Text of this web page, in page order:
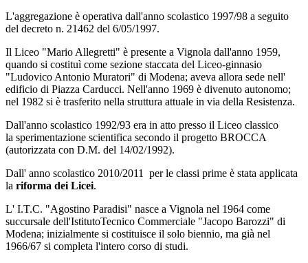
L'aggregazione è operativa dall'anno scolastico 1997/98 a seguito
del decreto n. 21462 del 6/05/1997.
Il Liceo "Mario Allegretti" è presente a Vignola dall'anno 1959,
quando si costituì come sezione staccata del Liceo-ginnasio
"Ludovico Antonio Muratori" di Modena; aveva allora sede nell'
edificio di Piazza Carducci. Nell'anno 1969 è divenuto autonomo;
nel 1982 si è trasferito nella struttura attuale in via della Resistenza.
Dall'anno scolastico 1992/93 era in atto presso il Liceo classico
la sperimentazione scientifica secondo il progetto BROCCA
(autorizzata con D.M. del 14/02/1992).
Dall' anno scolastico 2010/2011 per le classi prime è stata applicata
la riforma dei Licei.
L' I.T.C. "Agostino Paradisi" nasce a Vignola nel 1964 come
succursale dell'IstitutoTecnico Commerciale "Jacopo Barozzi" di
Modena; inizialmente si costituisce il solo biennio, ma già nel
1966/67 si completa l'intero corso di studi.